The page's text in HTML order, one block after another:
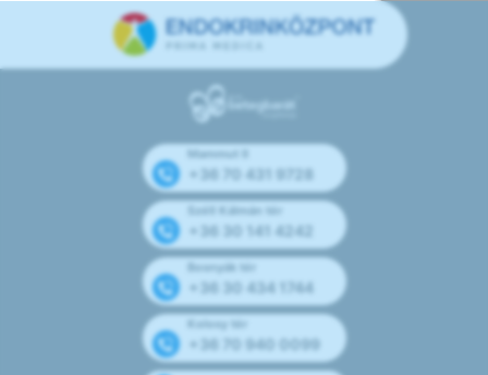
Mammut II
+36 70 431 9728
Széll Kálmán tér
+36 30 141 4242
Bosnyák tér
+36 30 434 1744
Kolosy tér
+36 70 940 0099